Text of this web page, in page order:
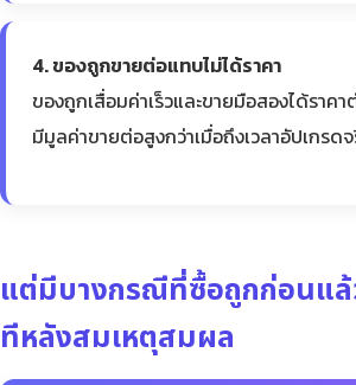
4. ของถูกขายต่อแทบไม่ได้ราคา
ของถูกเสื่อมค่าเร็วและขายมือสองได้ราค
มีมูลค่าขายต่อสูงกว่าเมื่อถึงเวลาอัปเกรด
แต่มีบางกรณีที่ซื้อถูกก่อนแล้
ทีหลังสมเหตุสมผล